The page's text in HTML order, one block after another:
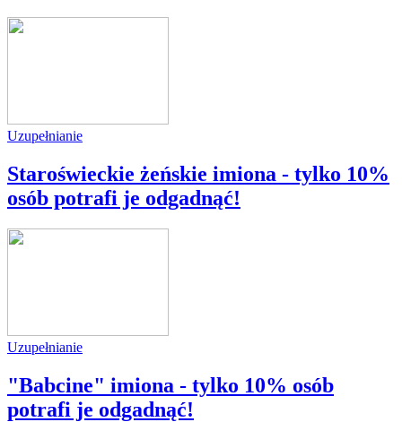
Uzupełnianie
Staroświeckie żeńskie imiona - tylko 10%
osób potrafi je odgadnąć!
Uzupełnianie
"Babcine" imiona - tylko 10% osób
potrafi je odgadnąć!